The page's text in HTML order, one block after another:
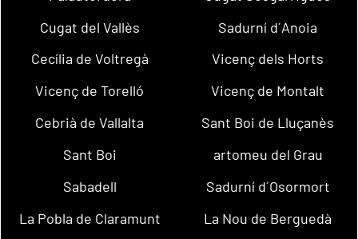
Cugat del Vallès
Sadurní d´Anoia
Cecília de Voltregà
Vicenç dels Horts
Vicenç de Torelló
Vicenç de Montalt
Cebrià de Vallalta
Sant Boi de Lluçanès
Sant Boi
artomeu del Grau
Sabadell
Sadurní d´Osormort
La Pobla de Claramunt
La Nou de Berguedà